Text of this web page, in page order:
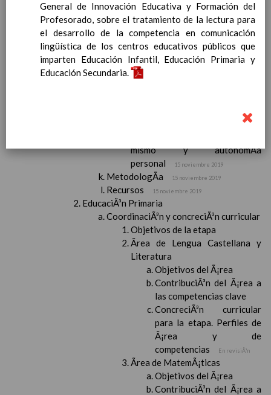
2019
Proyecto curricular de ReligiÃ³n
CatÃ³lica en Segundo Ciclo de Infantil
ConcreciÃ³n curricular para la
etapa
15 noviembre 2019
Ãrea III: Lenguajes:
mismo y autonomÃ­a
personal
15 noviembre 2019
MetodologÃ­a 15 noviembre 2019
Recursos 15 noviembre 2019
EducaciÃ³n Primaria
CoordinaciÃ³n y concreciÃ³n curricular
Objetivos de la etapa
Ãrea de Lengua Castellana y
Literatura
Objetivos del Ã¡rea
ContribuciÃ³n del Ã¡rea a
las competencias clave
ConcreciÃ³n curricular
para la etapa. Perfiles de
Ã¡rea y de
competencias
En revisiÃ³n
Ãrea de MatemÃ¡ticas
Objetivos del Ã¡rea
ContribuciÃ³n del Ã¡rea a
General de Innovación Educativa y Formación del
Profesorado, sobre el tratamiento de la lectura para
el desarrollo de la competencia en comunicación
lingüística de los centros educativos públicos que
imparten Educación Infantil, Educación Primaria y
Educación Secundaria.